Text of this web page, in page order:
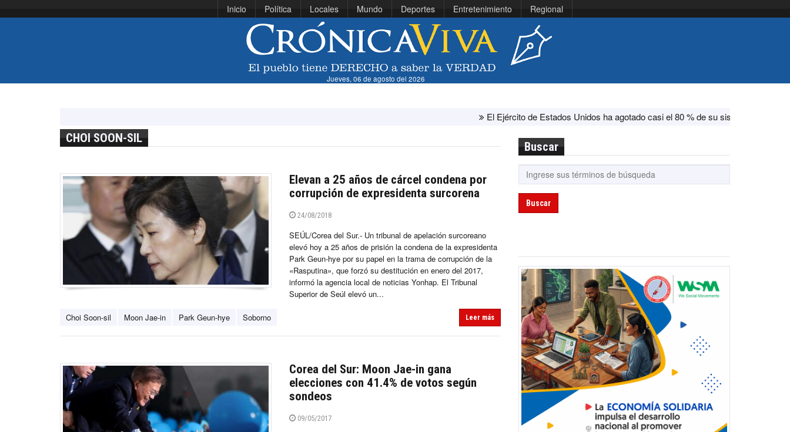
Inicio Política Locales Mundo Deportes Entretenimiento Regional
Jueves, 06 de agosto del 2026
El Ejército de Estados Unidos ha agotado casi el 80 % de su sistema antimisiles, según CNN
CHOI SOON-SIL
Elevan a 25 años de cárcel condena por
corrupción de expresidenta surcorena
24/08/2018
SEÚL/Corea del Sur.- Un tribunal de apelación surcoreano
elevó hoy a 25 años de prisión la condena de la expresidenta
Park Geun-hye por su papel en la trama de corrupción de la
«Rasputina», que forzó su destitución en enero del 2017,
informó la agencia local de noticias Yonhap. El Tribunal
Superior de Seúl elevó un...
Choi Soon-sil Moon Jae-in Park Geun-hye Soborno Leer más
Corea del Sur: Moon Jae-in gana
elecciones con 41.4% de votos según
sondeos
09/05/2017
Buscar
Buscar